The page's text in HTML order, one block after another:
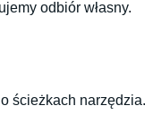
odbiór własny.
ścieżkach narzędzia.